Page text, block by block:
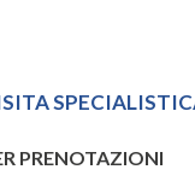
PRENOTAZIONI